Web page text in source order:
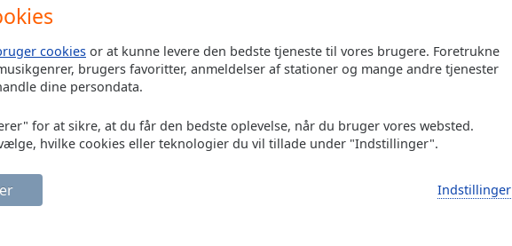
cookies or at kunne levere den bedste tjeneste til vores brugere. Foretrukne
brugers favoritter, anmeldelser af stationer og mange andre tjenester
dine persondata.
for at sikre, at du får den bedste oplevelse, når du bruger vores websted.
hvilke cookies eller teknologier du vil tillade under "Indstillinger".
Indstillinger
andre muligheder